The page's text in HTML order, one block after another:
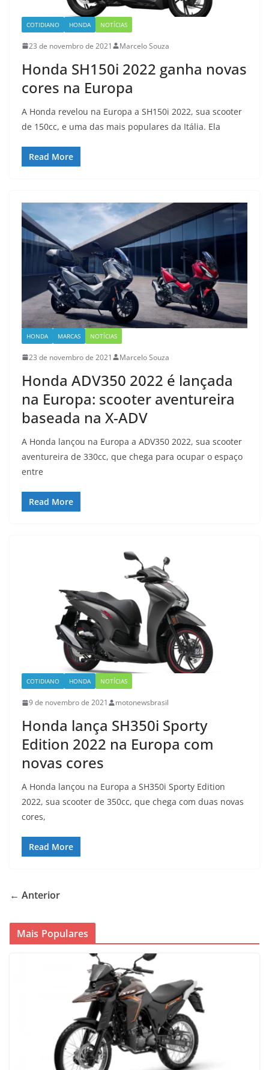
COTIDIANO HONDA NOTÍCIAS
23 de novembro de 2021 Marcelo Souza
Honda SH150i 2022 ganha novas
cores na Europa
A Honda revelou na Europa a SH150i 2022, sua scooter
de 150cc, e uma das mais populares da Itália. Ela
Read More
HONDA MARCAS NOTÍCIAS
23 de novembro de 2021 Marcelo Souza
Honda ADV350 2022 é lançada
na Europa: scooter aventureira
baseada na X-ADV
A Honda lançou na Europa a ADV350 2022, sua scooter
aventureira de 330cc, que chega para ocupar o espaço
entre
Read More
COTIDIANO HONDA NOTÍCIAS
9 de novembro de 2021 motonewsbrasil
Honda lança SH350i Sporty
Edition 2022 na Europa com
novas cores
A Honda lançou na Europa a SH350i Sporty Edition
2022, sua scooter de 350cc, que chega com duas novas
cores,
Read More
← Anterior
Mais Populares